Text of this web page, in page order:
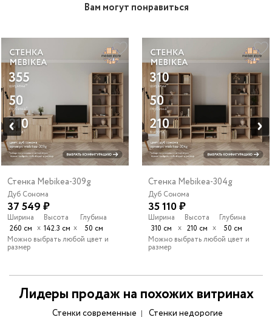
Вам могут понравиться
Стенка Mebikea-309g
Дуб Сонома
37 549 ₽
Ширина
260 см х
Высота
142.3 см х
Глубина
50 см
Можно выбрать любой цвет и
размер
Стенка Mebikea-304g
Дуб Сонома
35 110 ₽
Ширина
310 см
х
Высота
210 см х
Глубина
50 см
Можно выбрать любой цвет и
размер
Лидеры продаж на похожих витринах
Стенки современные Стенки недорогие